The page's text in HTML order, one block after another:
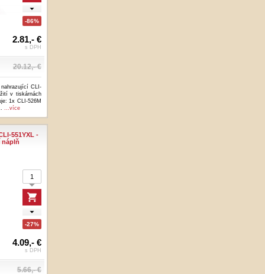
-86%
2.81,- €
s DPH
20.12,- €
nahrazující CLI-
v tiskárnách
1x CLI-526M
...více
551YXL -
-27%
4.09,- €
s DPH
5.66,- €